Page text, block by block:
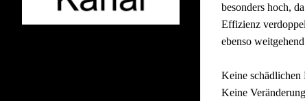
besonders hoch,
Effizienz
ebenso
Keine
Keine